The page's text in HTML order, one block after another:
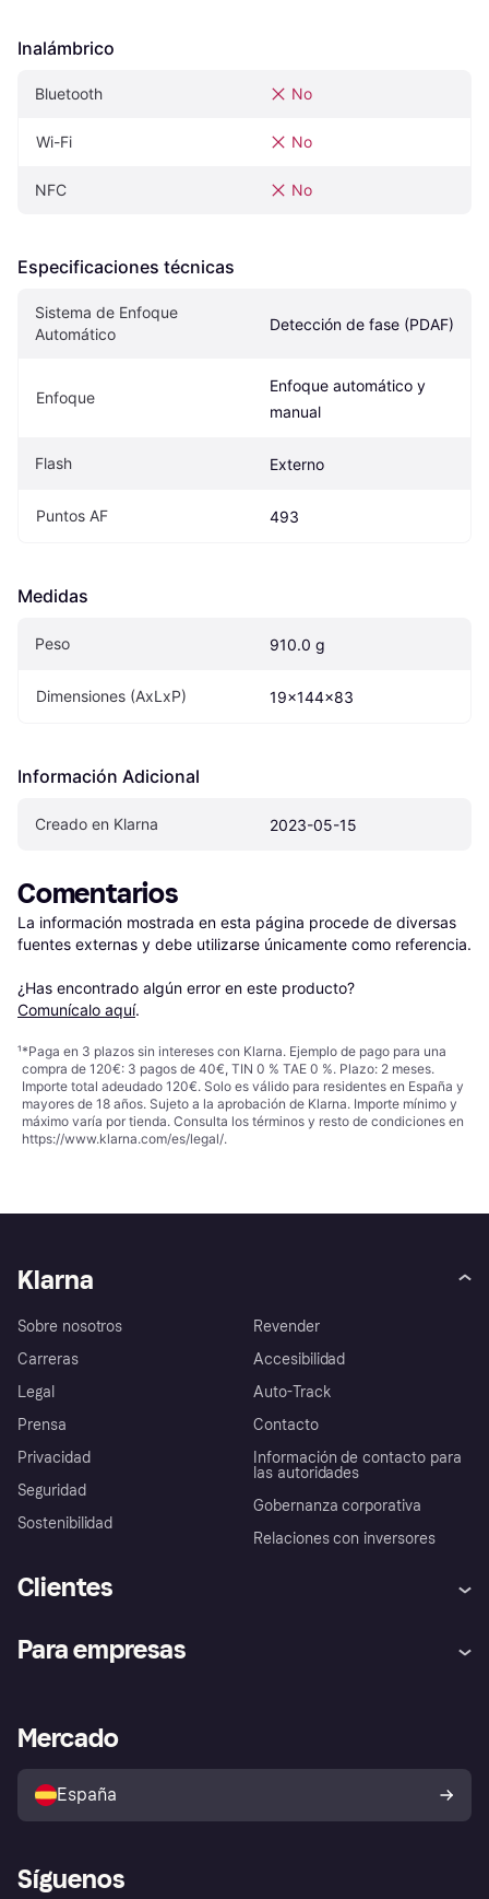
Inalámbrico
Bluetooth No
Wi-Fi No
NFC No
Especificaciones técnicas
Sistema de Enfoque
Automático
Detección de fase (PDAF)
Enfoque
Enfoque automático y
manual
Flash Externo
Puntos AF 493
Medidas
Peso 910.0 g
Dimensiones (AxLxP) 19x144x83
Información Adicional
Creado en Klarna 2023-05-15
Comentarios
La información mostrada en esta página procede de diversas
fuentes externas y debe utilizarse únicamente como referencia.
¿Has encontrado algún error en este producto?
Comunícalo aquí.
¹*Paga en 3 plazos sin intereses con Klarna. Ejemplo de pago para una
compra de 120€: 3 pagos de 40€, TIN 0 % TAE 0 %. Plazo: 2 meses.
Importe total adeudado 120€. Solo es válido para residentes en España y
mayores de 18 años. Sujeto a la aprobación de Klarna. Importe mínimo y
máximo varía por tienda. Consulta los términos y resto de condiciones en
https://www.klarna.com/es/legal/.
Klarna
Sobre nosotros
Carreras
Legal
Prensa
Privacidad
Seguridad
Sostenibilidad
Revender
Accesibilidad
Auto-Track
Contacto
Información de contacto para
las autoridades
Gobernanza corporativa
Relaciones con inversores
Clientes
Inicio de sesión
Directorio de tiendas
Política de protección al
comprador de Klarna
Reclamaciones
Para empresas
Acceso empresas
Mercado
España
Síguenos